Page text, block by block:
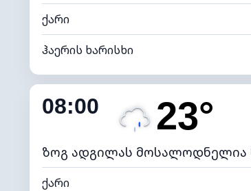
ქარი
ჰაერის ხარისხი
შიდა ტენიანობა
ნამის წერტილი
განათების ინდექსი
08:00 23°
ზოგ ადგილას მოსალოდნელია
ქარი